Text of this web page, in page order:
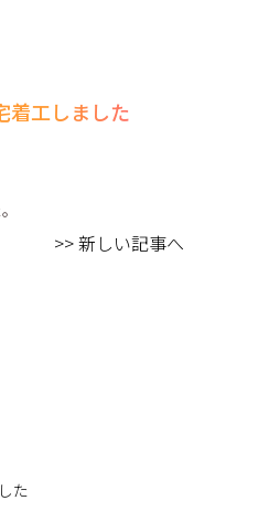
着工しました
>> 新しい記事へ
た